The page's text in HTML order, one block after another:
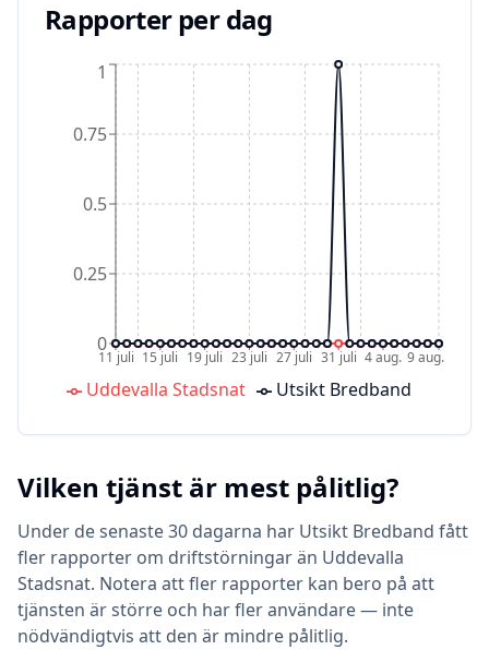
Rapporter per dag
11 juli 15 juli 19 juli 23 juli 27 juli 31 juli 4 aug. 9 aug.
0
0.25
0.5
0.75
1
Uddevalla Stadsnat Utsikt Bredband
Vilken tjänst är mest pålitlig?
Under de senaste 30 dagarna har Utsikt Bredband fått
fler rapporter om driftstörningar än Uddevalla
Stadsnat. Notera att fler rapporter kan bero på att
tjänsten är större och har fler användare — inte
nödvändigtvis att den är mindre pålitlig.